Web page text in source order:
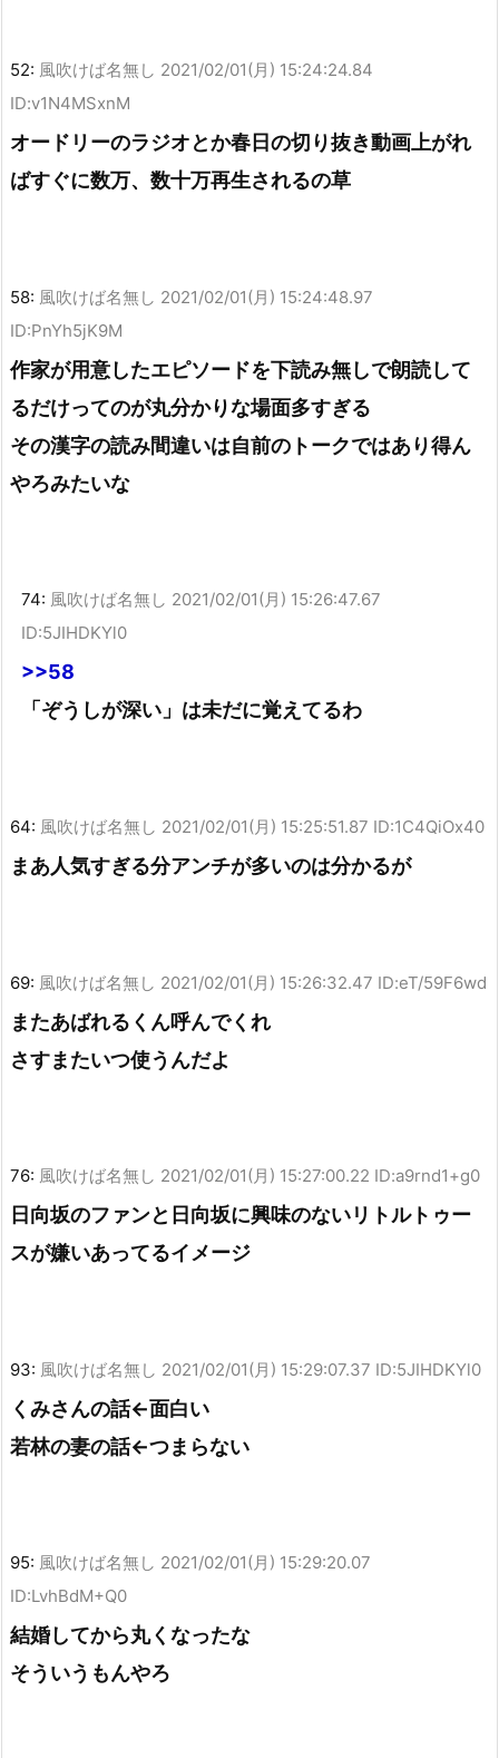
52: 風吹けば名無し 2021/02/01(月) 15:24:24.84
ID:v1N4MSxnM
オードリーのラジオとか春日の切り抜き動画上がれ
ばすぐに数万、数十万再生されるの草
58: 風吹けば名無し 2021/02/01(月) 15:24:48.97
ID:PnYh5jK9M
作家が用意したエピソードを下読み無しで朗読して
るだけってのが丸分かりな場面多すぎる
その漢字の読み間違いは自前のトークではあり得ん
やろみたいな
74: 風吹けば名無し 2021/02/01(月) 15:26:47.67
ID:5JIHDKYl0
>>58
「ぞうしが深い」は未だに覚えてるわ
64: 風吹けば名無し 2021/02/01(月) 15:25:51.87 ID:1C4QiOx40
まあ人気すぎる分アンチが多いのは分かるが
69: 風吹けば名無し 2021/02/01(月) 15:26:32.47 ID:eT/59F6wd
またあばれるくん呼んでくれ
さすまたいつ使うんだよ
76: 風吹けば名無し 2021/02/01(月) 15:27:00.22 ID:a9rnd1+g0
日向坂のファンと日向坂に興味のないリトルトゥー
スが嫌いあってるイメージ
93: 風吹けば名無し 2021/02/01(月) 15:29:07.37 ID:5JIHDKYl0
くみさんの話←面白い
若林の妻の話←つまらない
95: 風吹けば名無し 2021/02/01(月) 15:29:20.07
ID:LvhBdM+Q0
結婚してから丸くなったな
そういうもんやろ